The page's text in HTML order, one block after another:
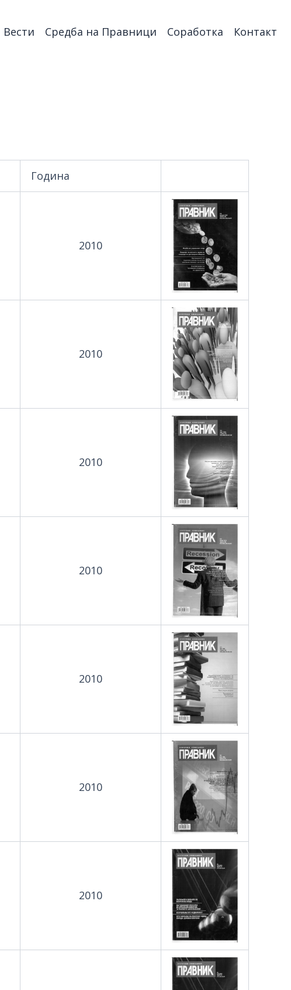
Вести Средба на Правници Соработка Контакт
Година
2010
2010
2010
2010
2010
2010
2010